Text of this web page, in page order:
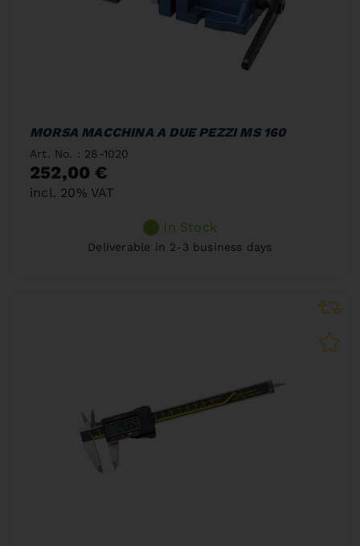
MORSA MACCHINA A DUE PEZZI MS 160
Art. No. : 28-1020
252,00 €
incl. 20% VAT
In Stock
Deliverable in 2-3 business days